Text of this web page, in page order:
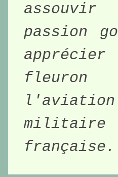
passion
l'aviation
militaire
française.